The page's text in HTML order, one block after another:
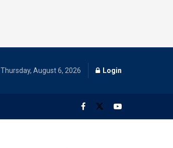
Thursday, August 6, 2026 Login